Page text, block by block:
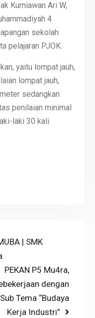
Kurniawan Ari W,
4
sekolah
pelajaran PJOK.
yaitu lompat jauh,
lompat jauh,
sedangkan
penilaian minimal
laki 30 kali
| SMK
Next
post:
PEKAN P5 Mu4ra,
dengan
Sub Tema “Budaya
Kerja Industri”